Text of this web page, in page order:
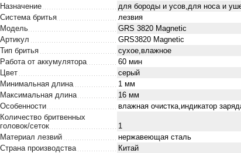
Назначение
для бороды и усов,для носа и
Система бритья
лезвия
Модель
GRS 3820 Magnetic
Артикул
GRS3820 Magnetic
Тип бритья
сухое,влажное
Работа от аккумулятора
60 мин
Цвет
серый
Минимальная длина
1 мм
Максимальная длина
16 мм
Особенности
влажная очистка,индикатор
Количество бритвенных
головок/сеток
1
Материал лезвий
нержавеющая сталь
Страна производства
Китай